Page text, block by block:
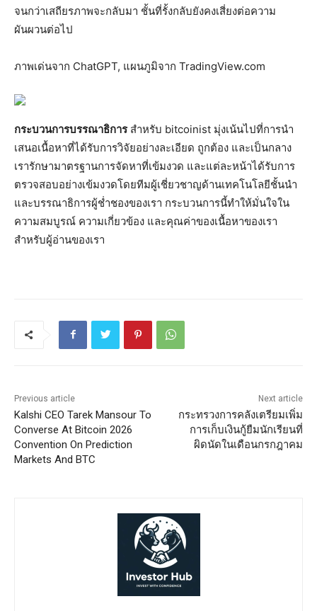
จนกว่าเสถียรภาพจะกลับมา ชั้นที่รั้งกลับยังคงเสี่ยงต่อความ
ผันผวนต่อไป
ภาพเด่นจาก ChatGPT, แผนภูมิจาก TradingView.com
กระบวนการบรรณาธิการสำหรับ bitcoinist มุ่งเน้นไปที่การนำ
เสนอเนื้อหาที่ได้รับการวิจัยอย่างละเอียด ถูกต้อง และเป็นกลาง
เรารักษามาตรฐานการจัดหาที่เข้มงวด และแต่ละหน้าได้รับการ
ตรวจสอบอย่างเข้มงวดโดยทีมผู้เชี่ยวชาญด้านเทคโนโลยีชั้นนำ
และบรรณาธิการผู้ช่ำชองของเรา กระบวนการนี้ทำให้มั่นใจใน
ความสมบูรณ์ ความเกี่ยวข้อง และคุณค่าของเนื้อหาของเรา
สำหรับผู้อ่านของเรา
Previous article
Kalshi CEO Tarek Mansour To
Converse At Bitcoin 2026
Convention On Prediction
Markets And BTC
Next article
กระทรวงการคลังเตรียมเพิ่ม
การเก็บเงินกู้ยืมนักเรียนที่
ผิดนัดในเดือนกรกฎาคม